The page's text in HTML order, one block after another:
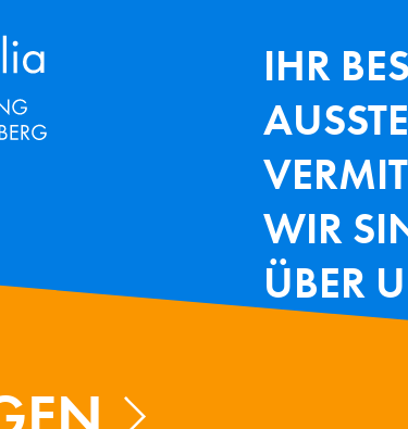
Terra Mineralia Mineralien
IHR
WIR
ÜBER